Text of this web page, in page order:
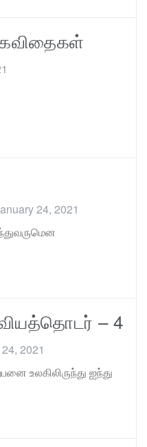
24, 2021
– 4
2021
உலகிலிருந்து ஐந்து